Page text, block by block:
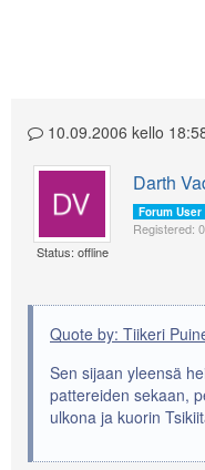
10.09.2006 kello
Status: offline
Darth
Forum User
Registered:
Quote by: Tiikeri
Sen sijaan yleensä
pattereiden sekaan,
ulkona ja kuorin